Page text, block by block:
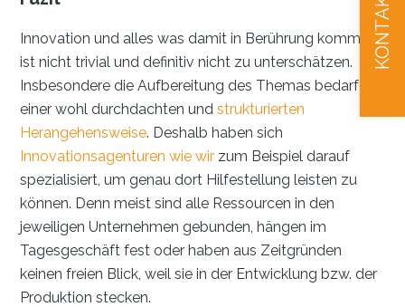
KONTAKT
Innovation und alles was damit in Berührung kommt,
ist nicht trivial und definitiv nicht zu unterschätzen.
Insbesondere die Aufbereitung des Themas bedarf
einer wohl durchdachten undstrukturierten
Herangehensweise. Deshalb haben sich
Innovationsagenturen wie wir zum Beispiel darauf
spezialisiert, um genau dort Hilfestellung leisten zu
können. Denn meist sind alle Ressourcen in den
jeweiligen Unternehmen gebunden, hängen im
Tagesgeschäft fest oder haben aus Zeitgründen
keinen freien Blick, weil sie in der Entwicklung bzw. der
Produktion stecken.